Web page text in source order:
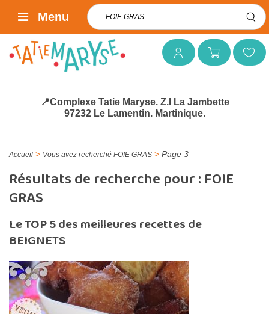
Mon compteMon panierMes favoris
Rechercher :
Menu
📍Complexe Tatie Maryse. Z.I La Jambette
97232 Le Lamentin. Martinique.
Accueil > Vous avez recherché FOIE GRAS > Page 3
Résultats de recherche pour : FOIE
GRAS
Le TOP 5 des meilleures recettes de
BEIGNETS